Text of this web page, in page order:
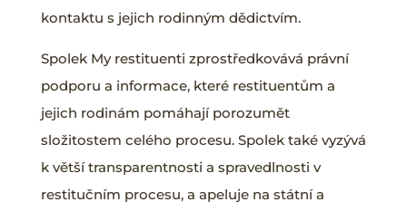
kontaktu s jejich rodinným dědictvím.
Spolek My restituenti zprostředkovává právní
podporu a informace, které restituentům a
jejich rodinám pomáhají porozumět
složitostem celého procesu. Spolek také vyzývá
k větší transparentnosti a spravedlnosti v
restitučním procesu, a apeluje na státní a